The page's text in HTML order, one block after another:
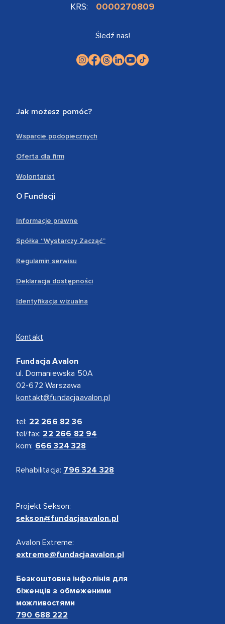
KRS: 0000270809
Śledź nas!
Jak możesz pomóc?
Wsparcie podopiecznych
Oferta dla firm
Wolontariat
O Fundacji
Informacje prawne
Spółka “Wystarczy Zacząć”
Regulamin serwisu
Deklaracja dostępności
Identyfikacja wizualna
Kontakt
Fundacja Avalon
ul. Domaniewska 50A
02-672 Warszawa
kontakt@fundacjaavalon.pl
tel: 22 266 82 36
tel/fax: 22 266 82 94
kom: 666 324 328
Rehabilitacja: 796 324 328
Projekt Sekson:
sekson@fundacjaavalon.pl
Avalon Extreme:
extreme@fundacjaavalon.pl
Безкоштовна інфолінія для
біженців з обмеженими
можливостями
790 688 222